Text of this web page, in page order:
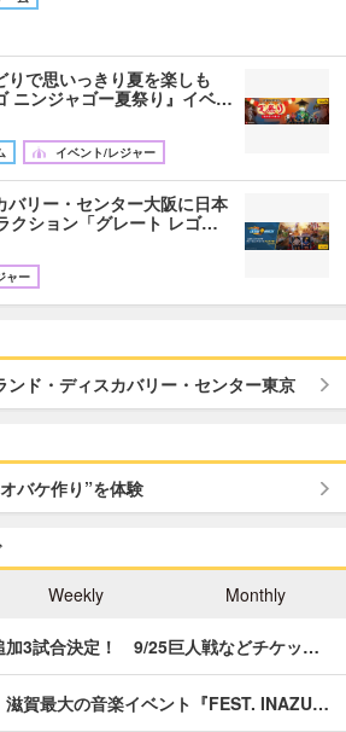
りで思いっきり夏を楽しも
ニンジャゴー夏祭り』イベ…
イベント/レジャー
リー・センター大阪に日本
クション「グレート レゴ…
ャー
ンド・ディスカバリー・センター東京
バケ作り”を体験
Weekly Monthly
加3試合決定！ 9/25巨人戦などチケッ…
滋賀最大の音楽イベント『FEST. INAZU…